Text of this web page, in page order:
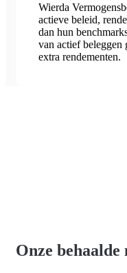
Wierda
actieve beleid,
dan hun
van actief beleggen
extra rendementen.
Onze